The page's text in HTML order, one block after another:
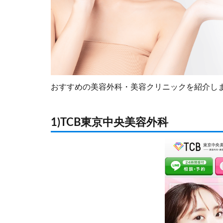
おすすめの美容外科・美容クリニックを紹介し
1)TCB東京中央美容外科